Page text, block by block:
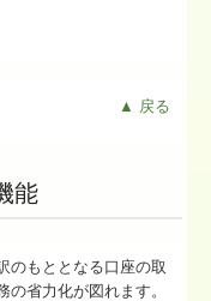
▲ 戻る
能
のもととなる口座の取
省力化が図れます。